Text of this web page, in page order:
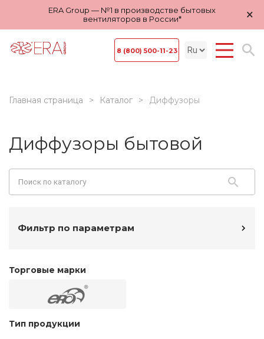
ERA Group — №1 в производстве бытовых
вентиляторов в России*
×
8 (800) 500-11-23
Главная страница Каталог Диффузоры
Диффузоры бытовой
Фильтр по параметрам
Торговые марки
Тип продукции